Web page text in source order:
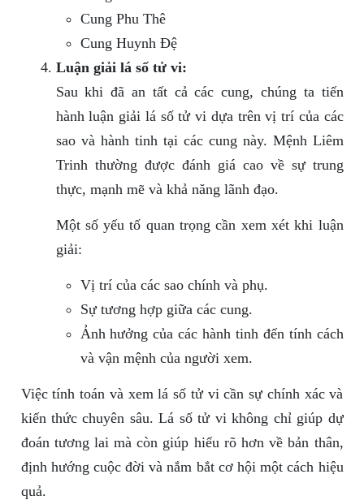
Cung Phu Thê
Cung Huynh Đệ
Luận giải lá số tử vi:
Sau khi đã an tất cả các cung, chúng ta tiến
hành luận giải lá số tử vi dựa trên vị trí của các
sao và hành tinh tại các cung này. Mệnh Liêm
Trinh thường được đánh giá cao về sự trung
thực, mạnh mẽ và khả năng lãnh đạo.
Một số yếu tố quan trọng cần xem xét khi luận
giải:
Vị trí của các sao chính và phụ.
Sự tương hợp giữa các cung.
Ảnh hưởng của các hành tinh đến tính cách
và vận mệnh của người xem.
Việc tính toán và xem lá số tử vi cần sự chính xác và
kiến thức chuyên sâu. Lá số tử vi không chỉ giúp dự
đoán tương lai mà còn giúp hiểu rõ hơn về bản thân,
định hướng cuộc đời và nắm bắt cơ hội một cách hiệu
quả.